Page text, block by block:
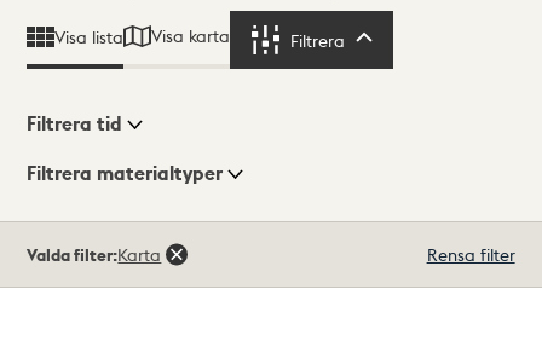
Visa lista Visa karta Filtrera
Visningsläge
Filtrera tid
Filtrera materialtyper
träffar
Valda filter:Karta Rensa filter